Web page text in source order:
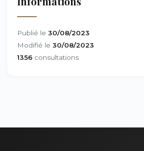
Publié le 30/08/2023
Modifié le 30/08/2023
1356 consultations